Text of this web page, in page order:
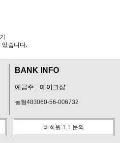
있습니다.
BANK INFO
예금주 : 메이크샵
농협483060-56-006732
비회원 1:1 문의